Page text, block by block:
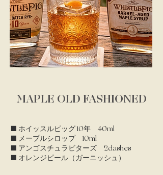
MAPLE OLD FASHIONED
■ ホイッスルピッグ 10年 40ml
■ メープルシロップ 10ml
■ アンゴスチュラビターズ 2dashes
■ オレンジピール（ガーニッシュ）